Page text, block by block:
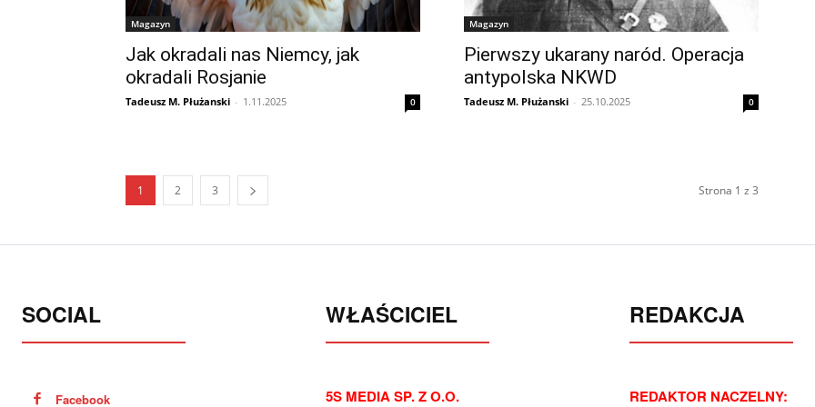
Magazyn
Jak okradali nas Niemcy, jak
okradali Rosjanie
Tadeusz M. Płużanski - 1.11.2025 0
Magazyn
Pierwszy ukarany naród. Operacja
antypolska NKWD
Tadeusz M. Płużanski - 25.10.2025 0
1 2 3 Strona 1 z 3
SOCIAL
Facebook
WŁAŚCICIEL
5S MEDIA SP. Z O.O.
REDAKCJA
REDAKTOR NACZELNY: